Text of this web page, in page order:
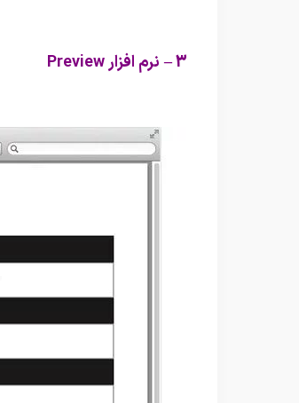
3 – نرم افزار Preview